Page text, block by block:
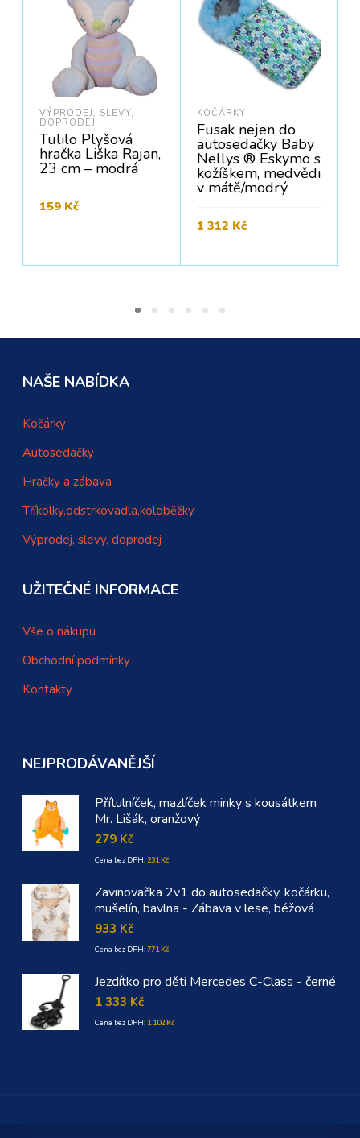
VÝPRODEJ, SLEVY,
DOPRODEJ
Tulilo Plyšová
hračka Liška Rajan,
23 cm – modrá
159 Kč
KOČÁRKY
Fusak nejen do
autosedačky Baby
Nellys ® Eskymo s
kožíškem, medvědi
v mátě/modrý
1 312 Kč
NAŠE NABÍDKA
Kočárky
Autosedačky
Hračky a zábava
Tříkolky,odstrkovadla,koloběžky
Výprodej, slevy, doprodej
UŽITEČNÉ INFORMACE
Vše o nákupu
Obchodní podmínky
Kontakty
NEJPRODÁVANĚJŠÍ
Přítulníček, mazlíček minky s kousátkem
Mr. Lišák, oranžový
279 Kč
Cena bez DPH: 231Kč
Zavinovačka 2v1 do autosedačky, kočárku,
mušelín, bavlna - Zábava v lese, béžová
933 Kč
Cena bez DPH:771Kč
Jezdítko pro děti Mercedes C-Class - černé
1 333 Kč
Cena bez DPH: 1 102Kč